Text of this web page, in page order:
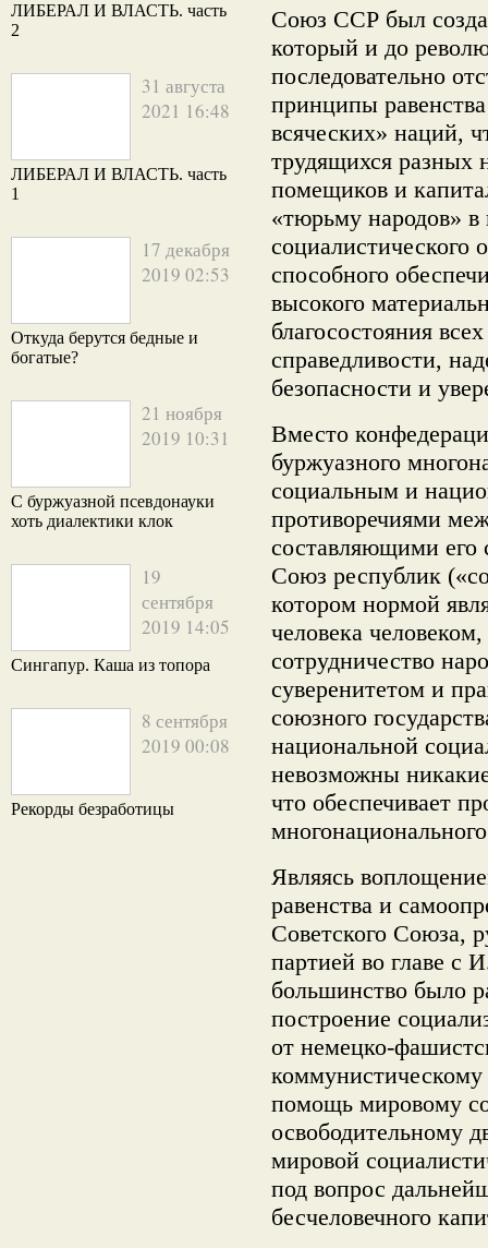
ЛИБЕРАЛ И ВЛАСТЬ. часть
2
31 августа
2021 16:48
ЛИБЕРАЛ И ВЛАСТЬ. часть
1
17 декабря
2019 02:53
Откуда берутся бедные и
богатые?
21 ноября
2019 10:31
С буржуазной псевдонауки
хоть диалектики клок
19
сентября
2019 14:05
Сингапур. Каша из топора
8 сентября
2019 00:08
Рекорды безработицы
Союз ССР был
который и до
последовательно
принципы
всяческих» наций,
трудящихся разных
помещиков и
«тюрьму народов» в
социалистического
способного
высокого
благосостояния
справедливости,
безопасности и
Вместо
буржуазного
социальным и
противоречиями
составляющими
Союз республик
котором нормой
человека
сотрудничество
суверенитетом и
союзного
национальной
невозможны
что обеспечивает
Являясь
равенства и
Советского Союза,
партией во главе с
большинство было
построение
от немецко-
помощь мировому
освободительному
мировой
под вопрос
бесчеловечного